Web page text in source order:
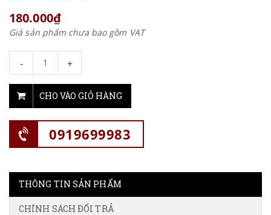
180.000₫
Giá sản phẩm chưa bao gồm VAT
- +
CHO VÀO GIỎ HÀNG
0919699983
THÔNG TIN SẢN PHẨM
CHÍNH SÁCH ĐỔI TRẢ